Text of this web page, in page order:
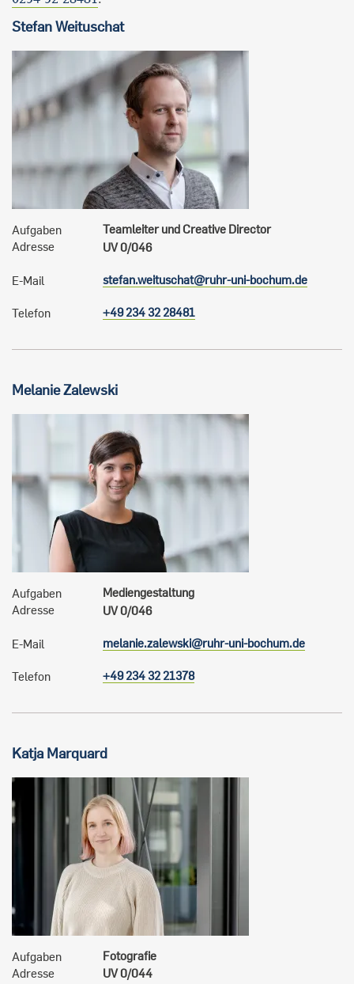
StefanWeituschat
Aufgaben
Teamleiter und Creative Director
Adresse
UV 0/046
E-Mail stefan.weituschat@ruhr-uni-bochum.de
Telefon +49 234 32 28481
MelanieZalewski
Aufgaben
Mediengestaltung
Adresse
UV 0/046
E-Mail melanie.zalewski@ruhr-uni-bochum.de
Telefon +49 234 32 21378
Katja Marquard
Aufgaben
Fotografie
Adresse
UV 0/044